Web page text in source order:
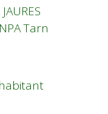
Tarn